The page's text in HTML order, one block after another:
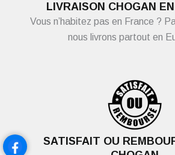
LIVRAISON CHOGAN
Vous n’habitez pas en France ?
nous livrons partout en
SATISFAIT OU